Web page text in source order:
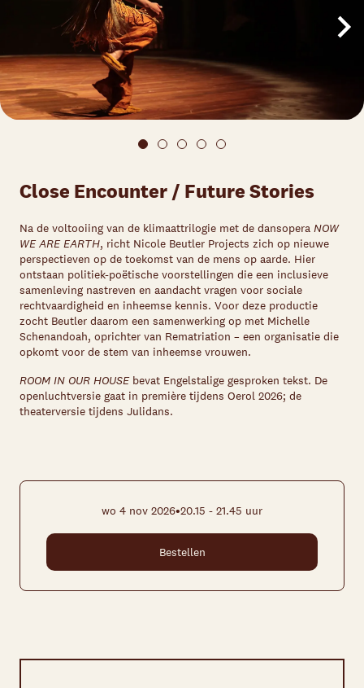
Close Encounter / Future Stories
Na de voltooiing van de klimaattrilogie met de dansopera NOW
WE ARE EARTH, richt Nicole Beutler Projects zich op nieuwe
perspectieven op de toekomst van de mens op aarde. Hier
ontstaan politiek-poëtische voorstellingen die een inclusieve
samenleving nastreven en aandacht vragen voor sociale
rechtvaardigheid en inheemse kennis. Voor deze productie
zocht Beutler daarom een samenwerking op met Michelle
Schenandoah, oprichter van Rematriation – een organisatie die
opkomt voor de stem van inheemse vrouwen.
ROOM IN OUR HOUSEbevat Engelstalige gesproken tekst. De
openluchtversie gaat in première tijdens Oerol 2026; de
theaterversie tijdens Julidans.
wo 4 nov 2026•20.15 - 21.45 uur
Bestellen